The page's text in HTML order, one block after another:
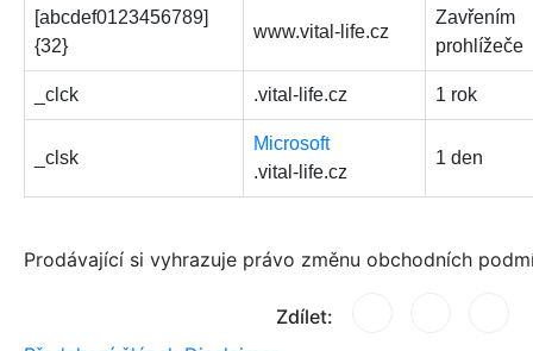
[abcdef0123456789]
{32}
www.vital-life.cz
Zavřením
prohlížeče
_clck .vital-life.cz 1 rok
_clsk
Microsoft
.vital-life.cz
1 den
Prodávající si vyhrazuje právo změnu obchodních
Zdílet: